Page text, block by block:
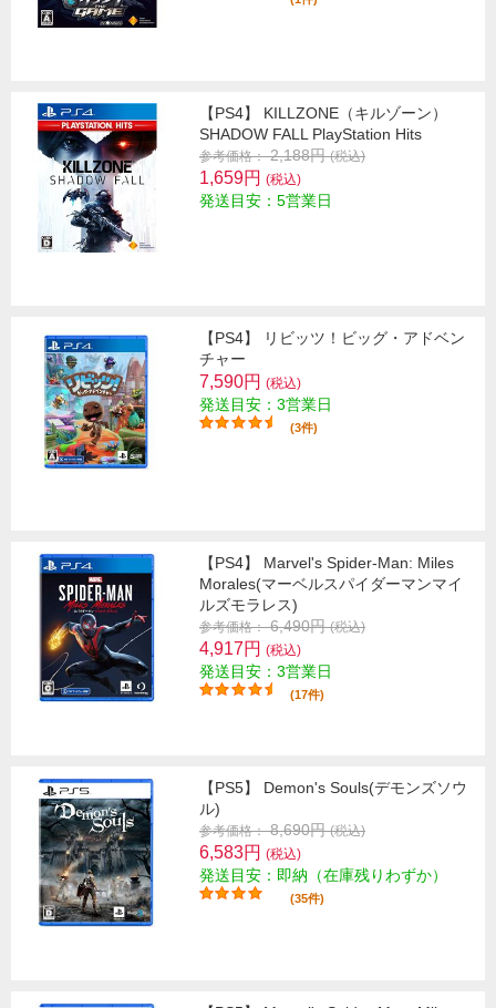
【PS4】 KILLZONE（キルゾーン）
SHADOW FALL PlayStation Hits
参考価格： 2,188円(税込)
1,659円 (税込)
発送目安：5営業日
【PS4】 リビッツ！ビッグ・アドベン
チャー
7,590円 (税込)
発送目安：3営業日
(3件)
【PS4】 Marvel's Spider-Man: Miles
Morales(マーベルスパイダーマンマイ
ルズモラレス)
参考価格： 6,490円(税込)
4,917円 (税込)
発送目安：3営業日
(17件)
【PS5】 Demon's Souls(デモンズソウ
ル)
参考価格： 8,690円(税込)
6,583円 (税込)
発送目安：即納（在庫残りわずか）
(35件)